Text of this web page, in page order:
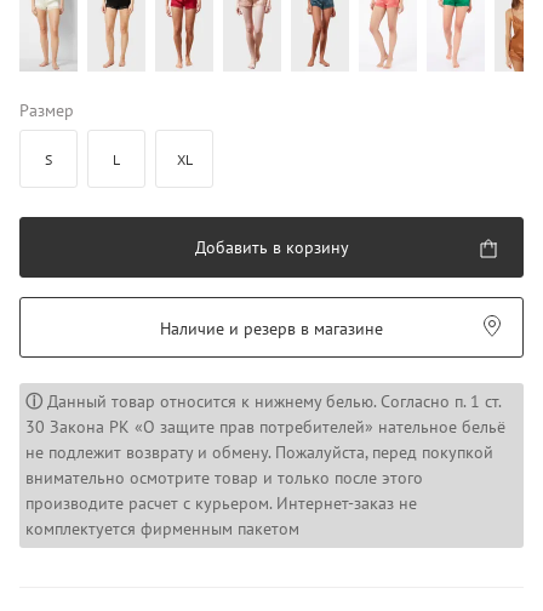
Размер
S L XL
Добавить в корзину
Наличие и резерв в магазине
ⓘ Данный товар относится к нижнему белью. Согласно п. 1 ст.
30 Закона РК «О защите прав потребителей» нательное бельё
не подлежит возврату и обмену. Пожалуйста, перед покупкой
внимательно осмотрите товар и только после этого
производите расчет с курьером. Интернет-заказ не
комплектуется фирменным пакетом